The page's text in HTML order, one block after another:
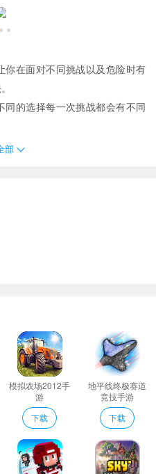
你在面对不同挑战以及危险时有
同的选择每一次挑战都会有不同
展路线。完全由玩家自己决定要
同画线关卡都会给你带来全新
参与简单的规则能够让你更快
物类手游游戏中玩家将成为一只
款游戏的玩家快来下载试玩吧!
法内容会给你带来更多不同的
能让你获得丰厚的奖励自由参与
族自由进行探索超多不同的游戏
以不断解锁会给你带来更多全新
部
模拟农场2012手
游
下载
地平线终极赛道
竞技手游
下载